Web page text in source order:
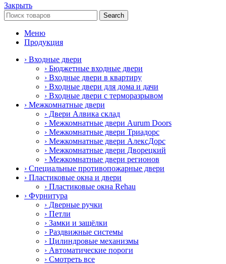
Закрыть
Search
Меню
Продукция
› Входные двери
› Бюджетные входные двери
› Входные двери в квартиру
› Входные двери для дома и дачи
› Входные двери с терморазрывом
› Межкомнатные двери
› Двери Алвика склад
› Межкомнатные двери Aurum Doors
› Межкомнатные двери Триадорс
› Межкомнатные двери АлексДорс
› Межкомнатные двери Дворецкий
› Межкомнатные двери регионов
› Специальные противопожарные двери
› Пластиковые окна и двери
› Пластиковые окна Rehau
› Фурнитура
› Дверные ручки
› Петли
› Замки и защёлки
› Раздвижные системы
› Цилиндровые механизмы
› Автоматические пороги
› Смотреть все